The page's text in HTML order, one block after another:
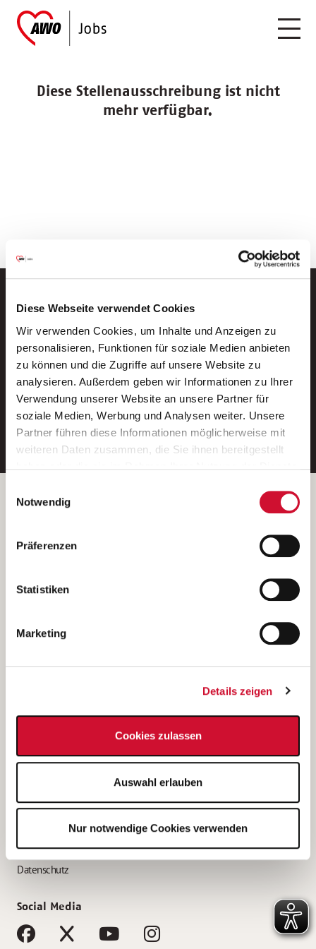
Diese Webseite verwendet Cookies
Wir verwenden Cookies, um Inhalte und Anzeigen zu
personalisieren, Funktionen für soziale Medien anbieten
zu können und die Zugriffe auf unsere Website zu
analysieren. Außerdem geben wir Informationen zu Ihrer
Verwendung unserer Website an unsere Partner für
soziale Medien, Werbung und Analysen weiter. Unsere
Partner führen diese Informationen möglicherweise mit
weiteren Daten zusammen, die Sie ihnen bereitgestellt
Wenn Sie auf „Cookies zulassen“ klicken, so stimmen
Sie der Speicherung sämtlicher Cookies zu. Sie können
Ihre Einwilligung selbstverständlich jederzeit widerrufen,
indem Sie die Cookie-Einstellungen aufrufen und diese
unsererDatenschutzerklärung
Notwendig
Präferenzen
Statistiken
Marketing
Details zeigen
Cookies zulassen
Auswahl erlauben
Nur notwendige Cookies verwenden
Diese Stellenausschreibung ist nicht
mehr verfügbar.
Neue Stellen per E-Mail.
Ein kostenloser Service von AWO
Jobs.
E-Mail-Adresse eintragen
Betreiber der Webseite
Kantstraße 45a
(Ein Tochterunternehmen des AWO Bezirksverbandes Unterfranken
e.V.)
Bewerbung als Altenpflegehelfer*in
Bewerbung als Erzieher*in
AWO Gliederungen nach Bundesland
Impressum
Datenschutz
Social Media